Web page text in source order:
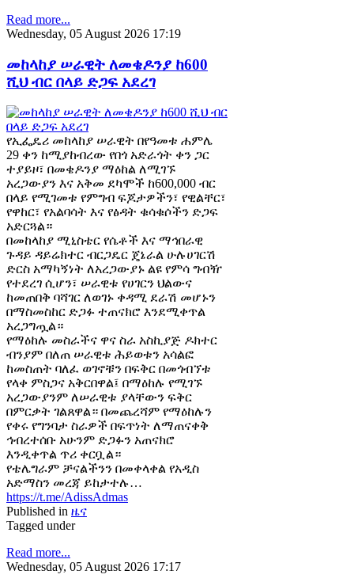
Read more...
Wednesday, 05 August 2026 17:19
መከላከያ ሠራዊት ለመቄዶንያ ከ600
ሺህ ብር በላይ ድጋፍ አደረገ
የኢፌዴሪ መከላከያ ሠራዊት በየዓመቱ ሐምሌ
29 ቀን ከሚያከብረው የበጎ አድራጎት ቀን ጋር
ተያይዞ፣ በመቄዶንያ ማዕከል ለሚገኙ
አረጋውያን እና አቅመ ደካሞች ከ600,000 ብር
በላይ የሚገመቱ የምግብ ፍጆታዎችን፣ የዊልቸር፣
የዋከር፣ የአልባሳት እና የፅዳት ቁሳቁሶችን ድጋፍ
አድርጓል።
በመከላከያ ሚኒስቴር የሴቶች እና ማኅበራዊ
ጉዳይ ዳይሬክተር ብርጋዴር ጄኔራል ሁሉሀገርሽ
ድርስ አማካኝነት ለአረጋውያኑ ልዩ የምሳ ግብዥ
የተደረገ ሲሆን፣ ሠራዊቱ የሀገርን ህልውና
ከመጠበቅ ባሻገር ለወገኑ ቀዳሚ ደራሽ መሆኑን
በማስመስከር ድጋፉ ተጠናክሮ እንደሚቀጥል
አረጋግጧል።
የማዕከሉ መስራችና ዋና ስራ አስኪያጅ ዶክተር
ብንያም በለጠ ሠራዊቱ ሕይወቱን አሳልፎ
ከመስጠት ባለፈ ወገኖቹን በፍቅር በመጎብኘቱ
የላቀ ምስጋና አቅርበዋል፤ በማዕከሉ የሚገኙ
አረጋውያንም ለሠራዊቱ ያላቸውን ፍቅር
በምርቃት ገልጸዋል። በመጨረሻም የማዕከሉን
የቀሩ የግንባታ ስራዎች በፍጥነት ለማጠናቀቅ
ኅብረተሰቡ አሁንም ድጋፉን አጠናክሮ
እንዲቀጥል ጥሪ ቀርቧል።
የቴሌግራም ቻናልችንን በመቀላቀል የአዲስ
አድማስን መረጃ ይከታተሉ…
https://t.me/AdissAdmas
Published in ዜና
Tagged under
Read more...
Wednesday, 05 August 2026 17:17